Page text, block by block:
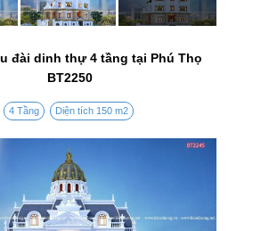
đài dinh thự 4 tầng tại Phú Thọ
BT2250
4 Tầng Diện tích 150 m2